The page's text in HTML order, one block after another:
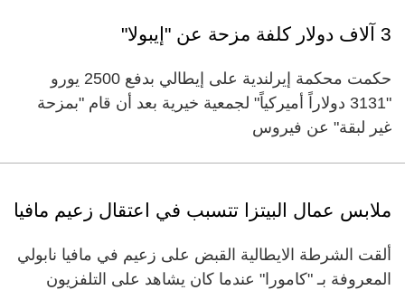
3 آلاف دولار كلفة مزحة عن "إيبولا"
حكمت محكمة إيرلندية على إيطالي بدفع 2500 يورو
"3131 دولاراً أميركياً" لجمعية خيرية بعد أن قام "بمزحة
غير لبقة" عن فيروس
ملابس عمال البيتزا تتسبب في اعتقال زعيم مافيا
ألقت الشرطة الايطالية القبض على زعيم في مافيا نابولي
المعروفة بـ "كامورا" عندما كان يشاهد على التلفزيون